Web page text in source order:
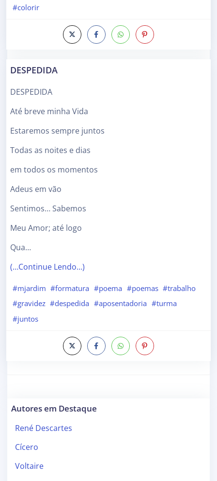
#colorir
DESPEDIDA
DESPEDIDA
Até breve minha Vida
Estaremos sempre juntos
Todas as noites e dias
em todos os momentos
Adeus em vão
Sentimos… Sabemos
Meu Amor; até logo
Qua…
(…Continue Lendo…)
#mjardim #formatura #poema #poemas #trabalho
#gravidez #despedida #aposentadoria #turma
#juntos
Autores em Destaque
René Descartes
Cícero
Voltaire